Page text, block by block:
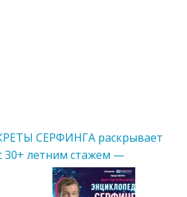
СЕРФИНГА раскрывает
30+ летним стажем —